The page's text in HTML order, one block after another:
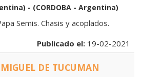
- (CORDOBA - Argentina)
Semis. Chasis y acoplados.
Publicado el: 19-02-2021
DE TUCUMAN